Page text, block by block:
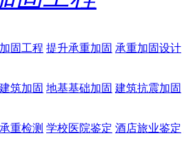
固工程 提升承重加固 承重加固设计
筑加固 地基基础加固 建筑抗震加固
重检测 学校医院鉴定 酒店旅业鉴定